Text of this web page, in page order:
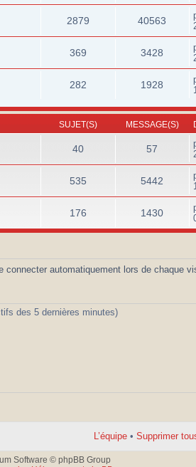
2879 40563
369 3428
282 1928
SUJET(S) MESSAGE(S)
40 57
535 5442
176 1430
connecter automatiquement lors de chaque
des 5 dernières minutes)
L’équipe • Supprimer
Software © phpBB Group